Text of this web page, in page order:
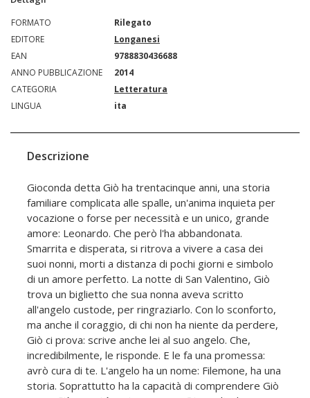
FORMATO
Rilegato
EDITORE
Longanesi
EAN
9788830436688
ANNO PUBBLICAZIONE
2014
CATEGORIA
Letteratura
LINGUA
ita
Descrizione
Gioconda detta Giò ha trentacinque anni, una storia
familiare complicata alle spalle, un'anima inquieta per
vocazione o forse per necessità e un unico, grande
amore: Leonardo. Che però l'ha abbandonata.
Smarrita e disperata, si ritrova a vivere a casa dei
suoi nonni, morti a distanza di pochi giorni e simbolo
di un amore perfetto. La notte di San Valentino, Giò
trova un biglietto che sua nonna aveva scritto
all'angelo custode, per ringraziarlo. Con lo sconforto,
ma anche il coraggio, di chi non ha niente da perdere,
Giò ci prova: scrive anche lei al suo angelo. Che,
incredibilmente, le risponde. E le fa una promessa:
avrò cura di te. L'angelo ha un nome: Filemone, ha una
storia. Soprattutto ha la capacità di comprendere Giò